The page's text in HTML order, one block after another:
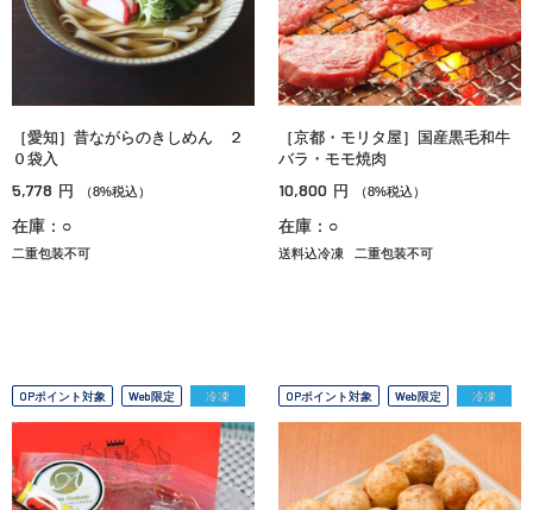
［愛知］昔ながらのきしめん ２
０袋入
5,778 円 （8%税込）
在庫：○
二重包装不可
［京都・モリタ屋］国産黒毛和牛
バラ・モモ焼肉
10,800 円 （8%税込）
在庫：○
送料込冷凍 二重包装不可
OPポイント対象 Web限定 冷凍 OPポイント対象 Web限定 冷凍